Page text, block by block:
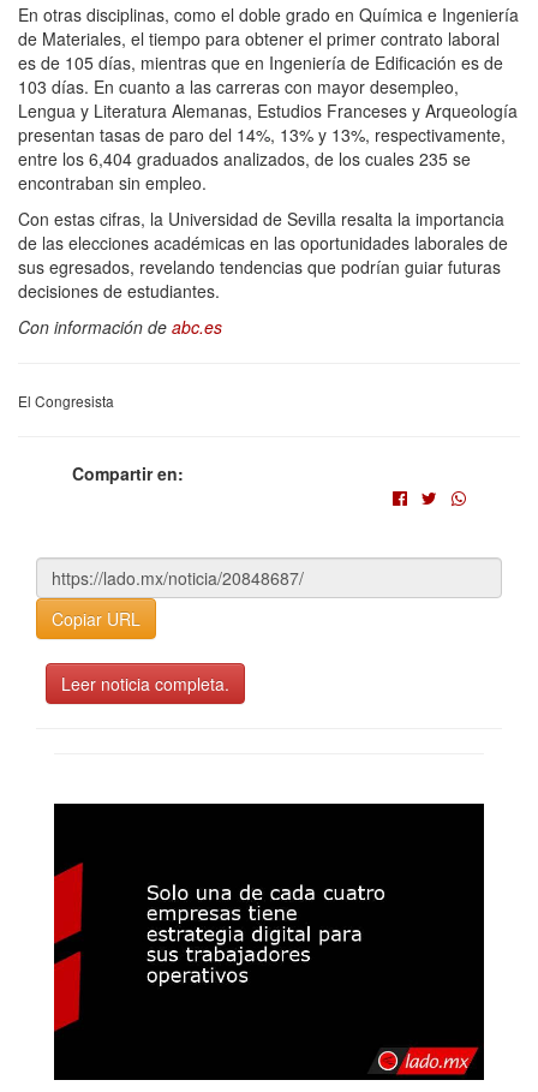
En otras disciplinas, como el doble grado en Química e Ingeniería
de Materiales, el tiempo para obtener el primer contrato laboral
es de 105 días, mientras que en Ingeniería de Edificación es de
103 días. En cuanto a las carreras con mayor desempleo,
Lengua y Literatura Alemanas, Estudios Franceses y Arqueología
presentan tasas de paro del 14%, 13% y 13%, respectivamente,
entre los 6,404 graduados analizados, de los cuales 235 se
encontraban sin empleo.
Con estas cifras, la Universidad de Sevilla resalta la importancia
de las elecciones académicas en las oportunidades laborales de
sus egresados, revelando tendencias que podrían guiar futuras
decisiones de estudiantes.
Con información de abc.es
El Congresista
Compartir en:
Copiar URL
Leer noticia completa.